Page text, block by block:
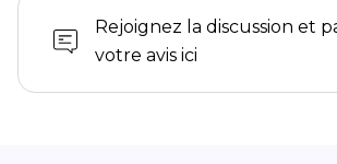
Rejoignez la discussion et
votre avis ici